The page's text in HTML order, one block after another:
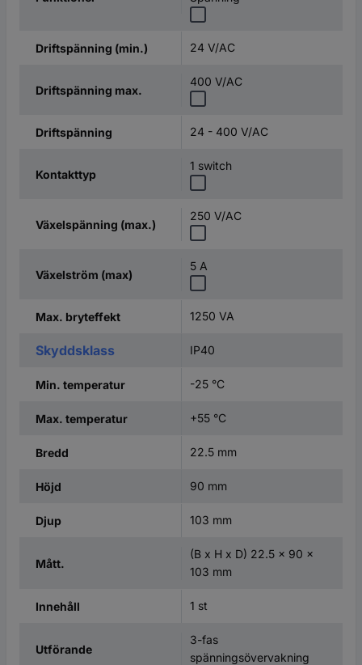
Driftspänning (min.) 24 V/AC
Driftspänning max.
400 V/AC
Driftspänning 24 - 400 V/AC
Kontakttyp
1 switch
Växelspänning (max.)
250 V/AC
Växelström (max)
5 A
Max. bryteffekt 1250 VA
Skyddsklass IP40
Min. temperatur -25 °C
Max. temperatur +55 °C
Bredd 22.5 mm
Höjd 90 mm
Djup 103 mm
Mått.
(B x H x D) 22.5 x 90 x
103 mm
Innehåll 1 st
Utförande
3-fas
spänningsövervakning